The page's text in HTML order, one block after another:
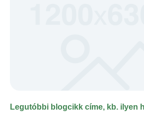
Legutóbbi blogcikk címe, kb. ilyen